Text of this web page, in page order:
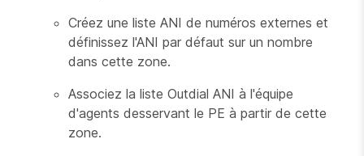
Créez une liste ANI de numéros externes et
définissez l'ANI par défaut sur un nombre
dans cette zone.
Associez la liste Outdial ANI à l'équipe
d'agents desservant le PE à partir de cette
zone.